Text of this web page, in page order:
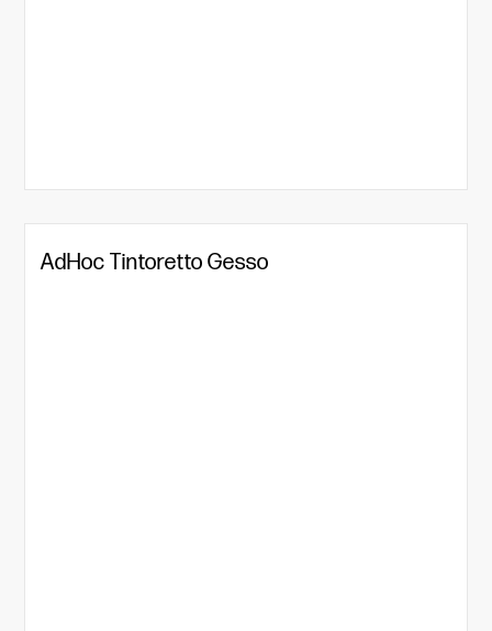
AdHoc Tintoretto Gesso